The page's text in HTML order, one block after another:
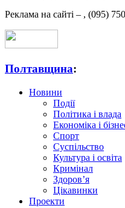
Реклама на сайті – , (095)
Полтавщина:
Новини
Події
Політика і влада
Економіка і
Спорт
Суспільство
Культура і освіта
Кримінал
Здоров’я
Цікавинки
Проекти